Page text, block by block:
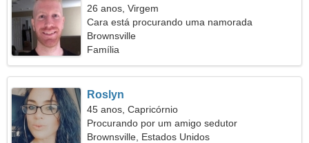
26 anos, Virgem
Cara está procurando uma namorada
Brownsville
Família
Roslyn
45 anos, Capricórnio
Procurando por um amigo sedutor
Brownsville, Estados Unidos